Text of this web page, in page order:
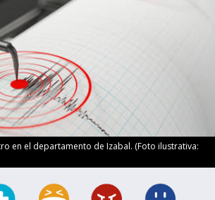
en el departamento de Izabal. (Foto ilustrativa: